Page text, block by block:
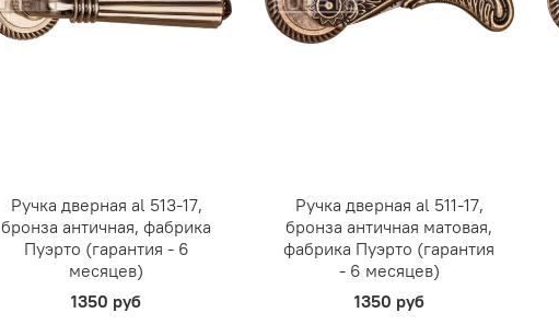
Ручка дверная al 513-17,
бронза античная, фабрика
Пуэрто (гарантия - 6
месяцев)
1350 руб
Ручка дверная al 511-17,
бронза античная матовая,
фабрика Пуэрто (гарантия
- 6 месяцев)
1350 руб